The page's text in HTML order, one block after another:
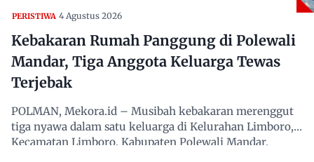
PERISTIWA 4 Agustus 2026
Kebakaran Rumah Panggung di Polewali
Mandar, Tiga Anggota Keluarga Tewas
Terjebak
POLMAN, Mekora.id – Musibah kebakaran merenggut
tiga nyawa dalam satu keluarga di Kelurahan Limboro,
Kecamatan Limboro, Kabupaten Polewali Mandar,